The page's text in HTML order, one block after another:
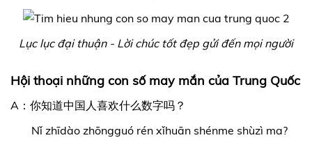
Lục lục đại thuận - Lời chúc tốt đẹp gửi đến mọi người
Hội thoại những con số may mắn của Trung Quốc
A：你知道中国人喜欢什么数字吗？
Nǐ zhīdào zhōngguó rén xǐhuān shénme shùzì ma?